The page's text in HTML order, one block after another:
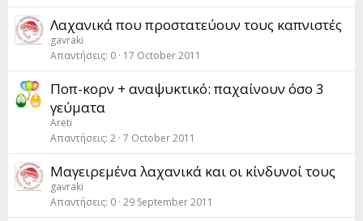
Λαχανικά που προστατεύουν τους καπνιστές
gavraki
Απαντήσεις 0 17 October 2011
Ποπ-κορν + αναψυκτικό: παχαίνουν όσο 3
γεύματα
Areti
Απαντήσεις 2 7 October 2011
Μαγειρεμένα λαχανικά και οι κίνδυνοί τους
gavraki
Απαντήσεις 0 29 September 2011